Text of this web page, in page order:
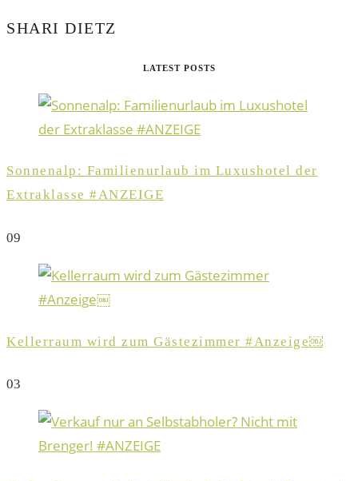
SHARI DIETZ
LATEST POSTS
Sonnenalp: Familienurlaub im Luxushotel der
Extraklasse #ANZEIGE
09
Kellerraum wird zum Gästezimmer #Anzeige￼
03